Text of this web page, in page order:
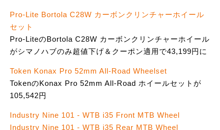
Pro-Lite Bortola C28W カーボンクリンチャーホイール
セット
Pro-LiteのBortola C28W カーボンクリンチャーホイール
がシマノハブのみ超値下げ＆クーポン適用で43,199円に
Token Konax Pro 52mm All-Road Wheelset
TokenのKonax Pro 52mm All-Road ホイールセットが
105,542円
Industry Nine 101 - WTB i35 Front MTB Wheel
Industry Nine 101 - WTB i35 Rear MTB Wheel